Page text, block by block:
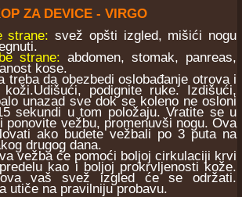
ZA DEVICE - VIRGO
strane: svež opšti izgled, mišići nogu
strane: abdomen, stomak, panreas,
kose.
da obezbedi oslobađanje otrova i
podignite ruke. Izdišući,
unazad sve dok se koleno ne osloni
sekundi u tom položaju. Vratite se u
ponovite vežbu, promenuvši nogu. Ova
ako budete vežbali po 3 puta na
drugog dana.
vežba će pomoći boljoj cirkulaciji krvi
kao i boljoj prokrvljenosti kože.
vaš svež izgled će se održati.
utiče na pravilniju probavu.